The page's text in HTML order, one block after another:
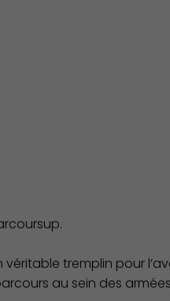
tremplin pour
au sein des